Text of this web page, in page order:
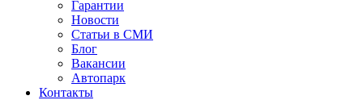
Гарантии
Новости
Статьи в СМИ
Блог
Вакансии
Автопарк
Контакты